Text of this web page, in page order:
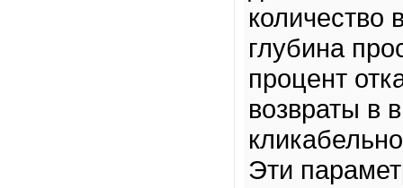
количество
глубина
процент
возвраты в
Эти